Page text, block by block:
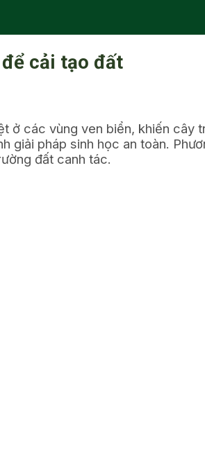
cải tạo đất
ở các vùng ven biển, khiến cây
pháp sinh học an toàn.
đất canh tác.